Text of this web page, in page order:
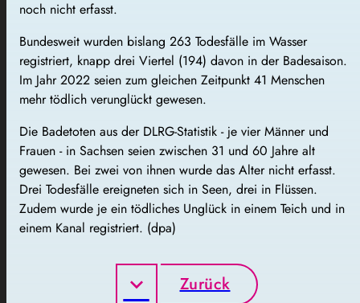
noch nicht erfasst.
Bundesweit wurden bislang 263 Todesfälle im Wasser
registriert, knapp drei Viertel (194) davon in der Badesaison.
Im Jahr 2022 seien zum gleichen Zeitpunkt 41 Menschen
mehr tödlich verunglückt gewesen.
Die Badetoten aus der DLRG-Statistik - je vier Männer und
Frauen - in Sachsen seien zwischen 31 und 60 Jahre alt
gewesen. Bei zwei von ihnen wurde das Alter nicht erfasst.
Drei Todesfälle ereigneten sich in Seen, drei in Flüssen.
Zudem wurde je ein tödliches Unglück in einem Teich und in
einem Kanal registriert. (dpa)
Zurück